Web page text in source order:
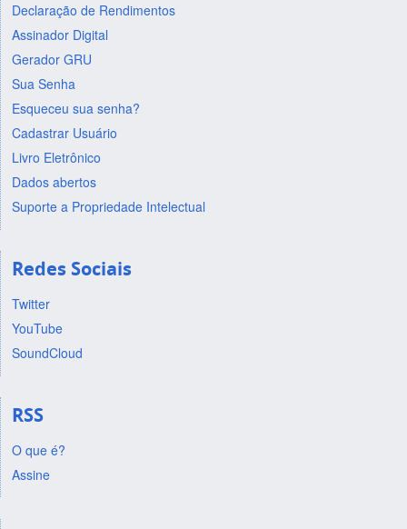
Declaração de Rendimentos
Assinador Digital
Gerador GRU
Sua Senha
Esqueceu sua senha?
Cadastrar Usuário
Livro Eletrônico
Dados abertos
Suporte a Propriedade Intelectual
Redes Sociais
Twitter
YouTube
SoundCloud
RSS
O que é?
Assine